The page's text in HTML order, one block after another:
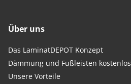
Über uns
Das LaminatDEPOT Konzept
Dämmung und Fußleisten kostenlos
Unsere Vorteile